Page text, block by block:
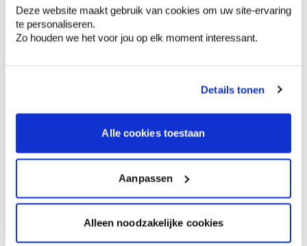
Deze website maakt gebruik van cookies om uw site-ervaring
te personaliseren.
Zo houden we het voor jou op elk moment interessant.
Details tonen
Alle cookies toestaan
Aanpassen
Alleen noodzakelijke cookies